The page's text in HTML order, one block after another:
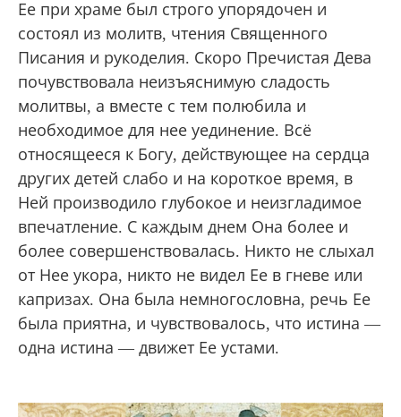
Ее при храме был строго упорядочен и
состоял из молитв, чтения Священного
Писания и рукоделия. Скоро Пречистая Дева
почувствовала неизъяснимую сладость
молитвы, а вместе с тем полюбила и
необходимое для нее уединение. Всё
относящееся к Богу, действующее на сердца
других детей слабо и на короткое время, в
Ней производило глубокое и неизгладимое
впечатление. С каждым днем Она более и
более совершенствовалась. Никто не слыхал
от Нее укора, никто не видел Ее в гневе или
капризах. Она была немногословна, речь Ее
была приятна, и чувствовалось, что истина —
одна истина — движет Ее устами.